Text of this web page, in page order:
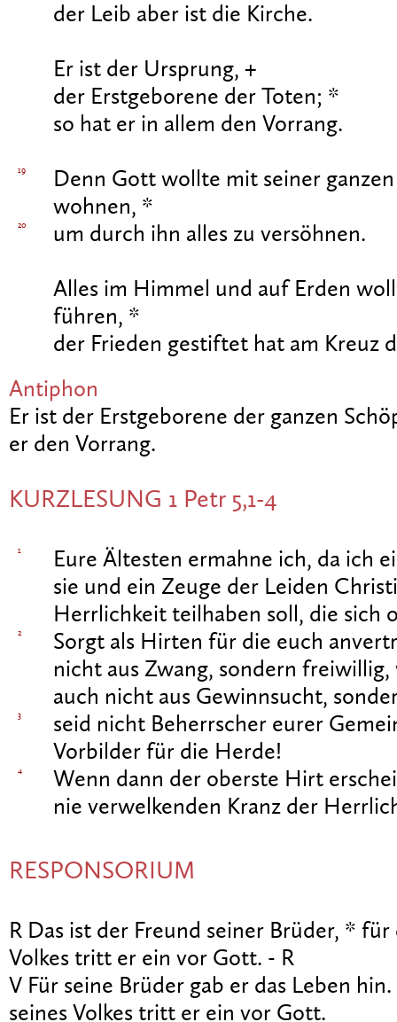
der Leib aber ist die Kirche.
Er ist der Ursprung, +
der Erstgeborene der Toten; *
so hat er in allem den Vorrang.
19
Denn Gott wollte mit seiner
wohnen, *
20 um durch ihn alles zu versöhnen.
Alles im Himmel und auf Erden
führen, *
der Frieden gestiftet hat am Kreuz
Antiphon
Er ist der Erstgeborene der ganzen
er den Vorrang.
KURZLESUNG 1 Petr 5,1-4
1
Eure Ältesten ermahne ich, da ich
sie und ein Zeuge der Leiden
Herrlichkeit teilhaben soll, die sich
2
Sorgt als Hirten für die euch
nicht aus Zwang, sondern
auch nicht aus Gewinnsucht,
3
seid nicht Beherrscher eurer
Vorbilder für die Herde!
4
Wenn dann der oberste Hirt
nie verwelkenden Kranz der
RESPONSORIUM
R Das ist der Freund seiner Brüder, * für
Volkes tritt er ein vor Gott. - R
V Für seine Brüder gab er das Leben
seines Volkes tritt er ein vor Gott.